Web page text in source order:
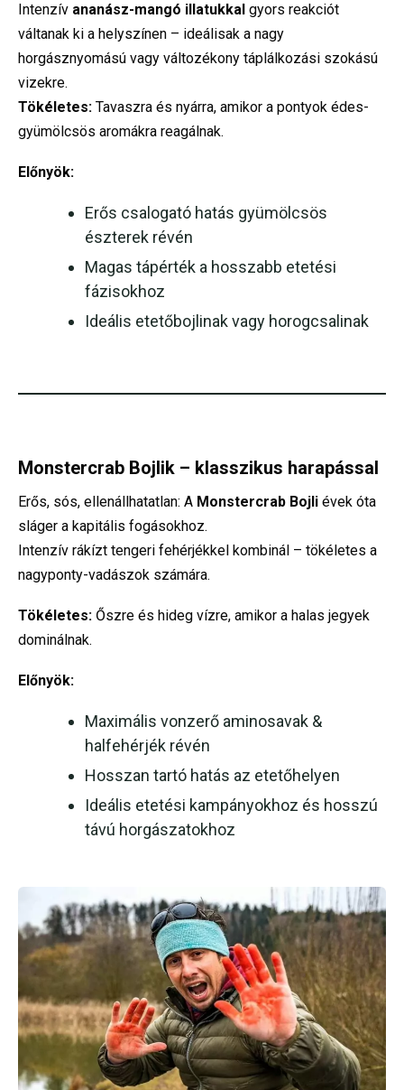
Intenzív ananász-mangó illatukkal gyors reakciót
váltanak ki a helyszínen – ideálisak a nagy
horgásznyomású vagy változékony táplálkozási szokású
vizekre.
Tökéletes: Tavaszra és nyárra, amikor a pontyok édes-
gyümölcsös aromákra reagálnak.
Előnyök:
Erős csalogató hatás gyümölcsös
észterek révén
Magas tápérték a hosszabb etetési
fázisokhoz
Ideális etetőbojlinak vagy horogcsalinak
Monstercrab Bojlik – klasszikus harapással
Erős, sós, ellenállhatatlan: A Monstercrab Bojli évek óta
sláger a kapitális fogásokhoz.
Intenzív rákízt tengeri fehérjékkel kombinál – tökéletes a
nagyponty-vadászok számára.
Tökéletes: Őszre és hideg vízre, amikor a halas jegyek
dominálnak.
Előnyök:
Maximális vonzerő aminosavak &
halfehérjék révén
Hosszan tartó hatás az etetőhelyen
Ideális etetési kampányokhoz és hosszú
távú horgászatokhoz